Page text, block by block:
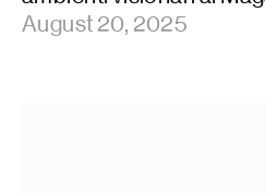
August 20, 2025